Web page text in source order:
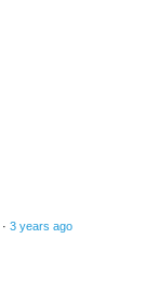
· 3 years ago